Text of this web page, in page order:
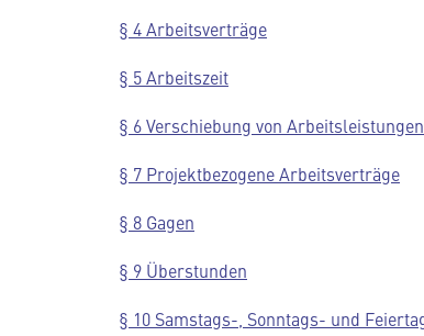
§ 4 Arbeitsverträge
§ 5 Arbeitszeit
§ 6 Verschiebung von
§ 7 Projektbezogene Arbeitsverträge
§ 8 Gagen
§ 9 Überstunden
§ 10 Samstags-, Sonntags- und